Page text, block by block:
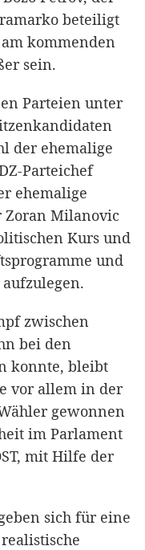
beteiligt
kommenden
sein.
Parteien unter
der ehemalige
Parteichef
ehemalige
Zoran Milanovic
Kurs und
und
zwischen
bei den
konnte, bleibt
vor allem in der
gewonnen
im Parlament
mit Hilfe der
sich für eine